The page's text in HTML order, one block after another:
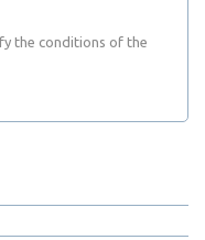
the conditions of the